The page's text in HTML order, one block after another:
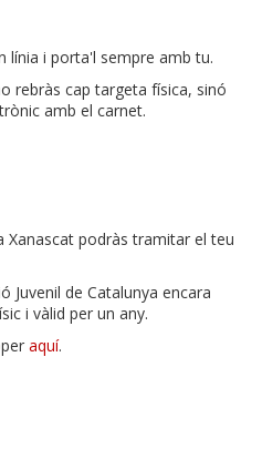
línia i porta'l sempre amb tu.
rebràs cap targeta física, sinó
amb el carnet.
Xanascat podràs tramitar el teu
Juvenil de Catalunya encara
i vàlid per un any.
aquí.